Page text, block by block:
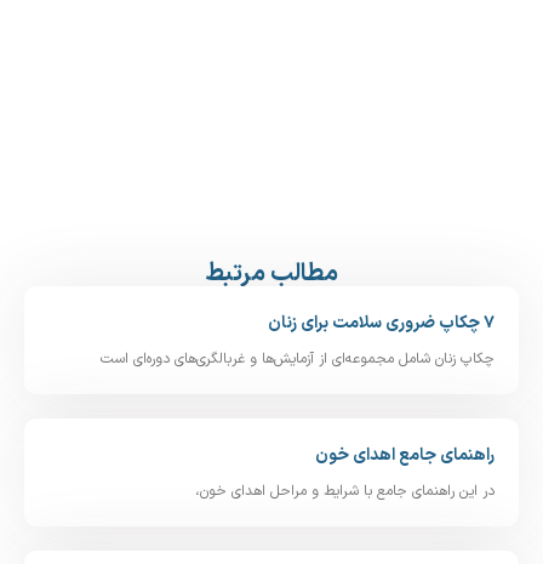
مطالب مرتبط
۷ چکاپ ضروری سلامت برای زنان
چکاپ زنان شامل مجموعه‌ای از آزمایش‌ها و غربالگری‌های دوره‌ای است
راهنمای جامع اهدای خون
در این راهنمای جامع با شرایط و مراحل اهدای خون،